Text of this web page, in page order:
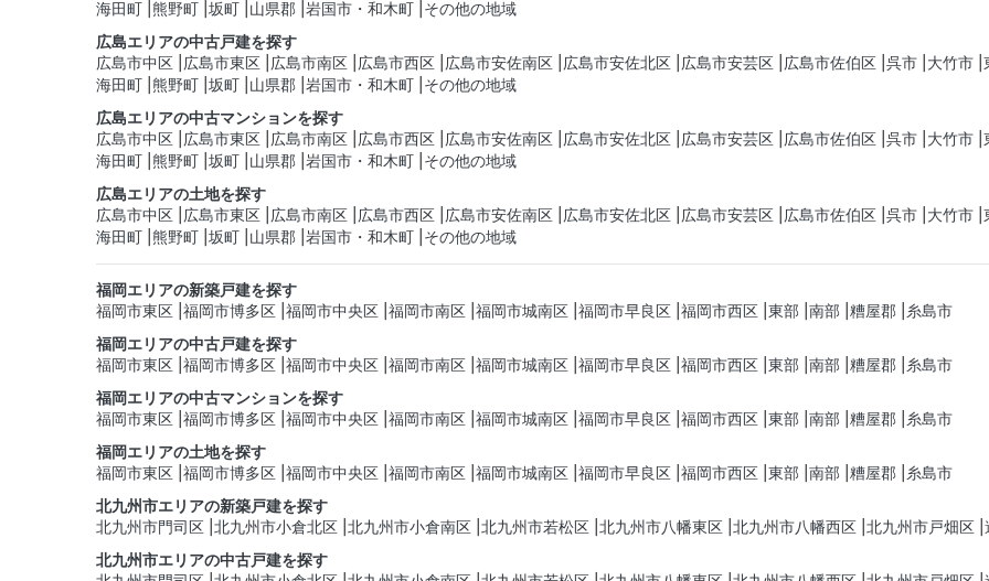
海田町 熊野町 坂町 山県郡 岩国市・和木町
その他の地域
広島エリアの中古戸建を探す
広島市中区
広島市東区 広島市南区 広島市西区 広島市安佐南区 広島市安佐北区 広島市安芸区 広島市佐伯区 呉市 大竹市
海田町 熊野町 坂町 山県郡 岩国市・和木町
その他の地域
広島エリアの中古マンションを探す
広島市中区
広島市東区 広島市南区 広島市西区 広島市安佐南区 広島市安佐北区 広島市安芸区 広島市佐伯区 呉市 大竹市
海田町 熊野町 坂町 山県郡 岩国市・和木町
その他の地域
広島エリアの土地を探す
広島市中区
広島市東区 広島市南区 広島市西区 広島市安佐南区 広島市安佐北区 広島市安芸区 広島市佐伯区 呉市 大竹市
海田町 熊野町 坂町 山県郡 岩国市・和木町 その他の地域
福岡エリアの新築戸建を探す
福岡市東区 福岡市博多区 福岡市中央区 福岡市南区 福岡市城南区 福岡市早良区 福岡市西区 東部 南部 糟屋郡
糸島市
福岡エリアの中古戸建を探す
福岡市東区 福岡市博多区 福岡市中央区 福岡市南区 福岡市城南区 福岡市早良区 福岡市西区 東部 南部 糟屋郡
糸島市
福岡エリアの中古マンションを探す
福岡市東区 福岡市博多区 福岡市中央区 福岡市南区 福岡市城南区 福岡市早良区 福岡市西区 東部 南部 糟屋郡
糸島市
福岡エリアの土地を探す
福岡市東区 福岡市博多区 福岡市中央区 福岡市南区 福岡市城南区 福岡市早良区 福岡市西区 東部 南部 糟屋郡
糸島市
北九州市エリアの新築戸建を探す
北九州市門司区 北九州市小倉北区 北九州市小倉南区 北九州市若松区 北九州市八幡東区 北九州市八幡西区 北九州市戸畑区
北九州市エリアの中古戸建を探す